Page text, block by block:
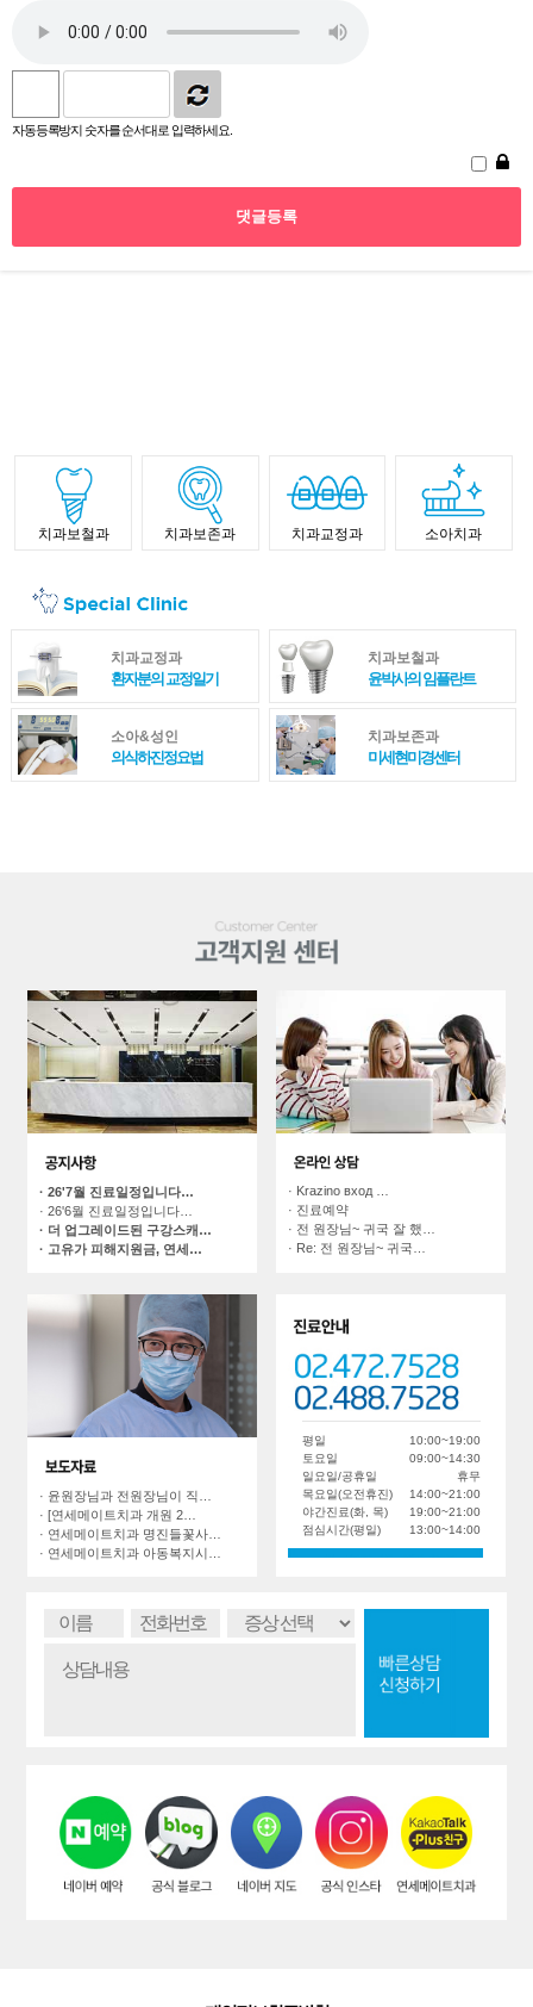
자동등록방지 숫자를 순서대로 입력하세요.
치과보철과 치과보존과 치과교정과 소아치과
치과교정과
환자분의 교정일기
치과보철과
윤박사의 임플란트
소아&성인
의식하진정요법
치과보존과
미세현미경센터
· 26'7월 진료일정입니다…
· 26'6월 진료일정입니다…
· 더 업그레이드된 구강스캐…
· 고유가 피해지원금, 연세…
· Krazino вход …
· 진료예약
· 전 원장님~ 귀국 잘 했…
· Re: 전 원장님~ 귀국…
· 윤원장님과 전원장님이 직…
· [연세메이트치과 개원 2…
· 연세메이트치과 명진들꽃사…
· 연세메이트치과 아동복지시…
평일
토요일
일요일/공휴일
목요일(오전휴진)
야간진료(화, 목)
점심시간(평일)
10:00~19:00
09:00~14:30
휴무
14:00~21:00
19:00~21:00
13:00~14:00